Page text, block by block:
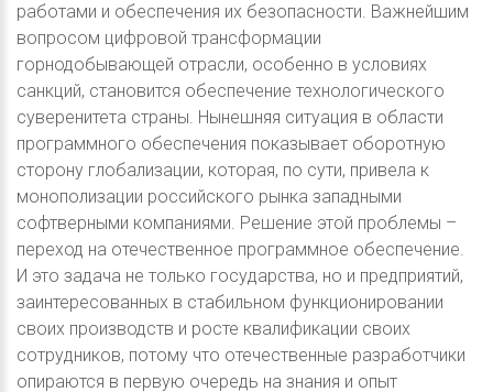
работами и обеспечения их безопасности. Важнейшим
вопросом цифровой трансформации
горнодобывающей отрасли, особенно в условиях
санкций, становится обеспечение технологического
суверенитета страны. Нынешняя ситуация в области
программного обеспечения показывает оборотную
сторону глобализации, которая, по сути, привела к
монополизации российского рынка западными
софтверными компаниями. Решение этой проблемы –
переход на отечественное программное обеспечение.
И это задача не только государства, но и предприятий,
заинтересованных в стабильном функционировании
своих производств и росте квалификации своих
сотрудников, потому что отечественные разработчики
опираются в первую очередь на знания и опыт